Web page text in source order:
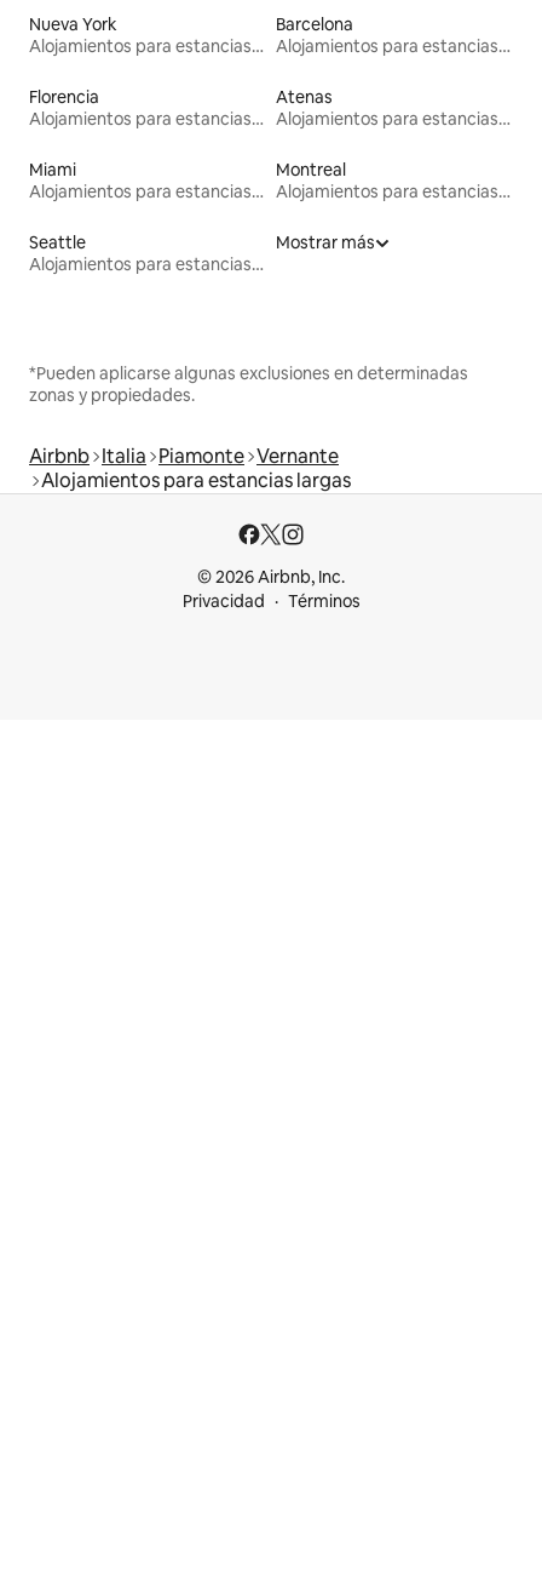
Nueva York
Alojamientos para estancias largas
Barcelona
Alojamientos para estancias largas
Florencia
Alojamientos para estancias largas
Atenas
Alojamientos para estancias largas
Miami
Alojamientos para estancias largas
Montreal
Alojamientos para estancias largas
Seattle
Alojamientos para estancias largas
Mostrar más
*Pueden aplicarse algunas exclusiones en determinadas
zonas y propiedades.
Airbnb Italia Piamonte Vernante
Alojamientos para estancias largas
© 2026 Airbnb, Inc.
Privacidad
Términos